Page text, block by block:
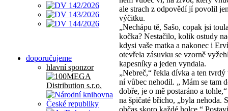
doporučujeme
hlavní sponzor
ale strach z odpovědí jí povolil
výčitku.
„Nechápu tě, Sašo, copak jsi
kočka? Nestačilo, kolik ostudy
kdysi vaše matka a nakonec i
otevřela zásuvku se vzorně
kapesníky a jeden vyndala.
„Nebreč,“ řekla dívka a ten tvrdý
ní vůbec nehodil. „ Mám se tam
dobře, je o mě postaráno a
na špičaté břicho, „byla nehoda.
občas skoro každé holce.“